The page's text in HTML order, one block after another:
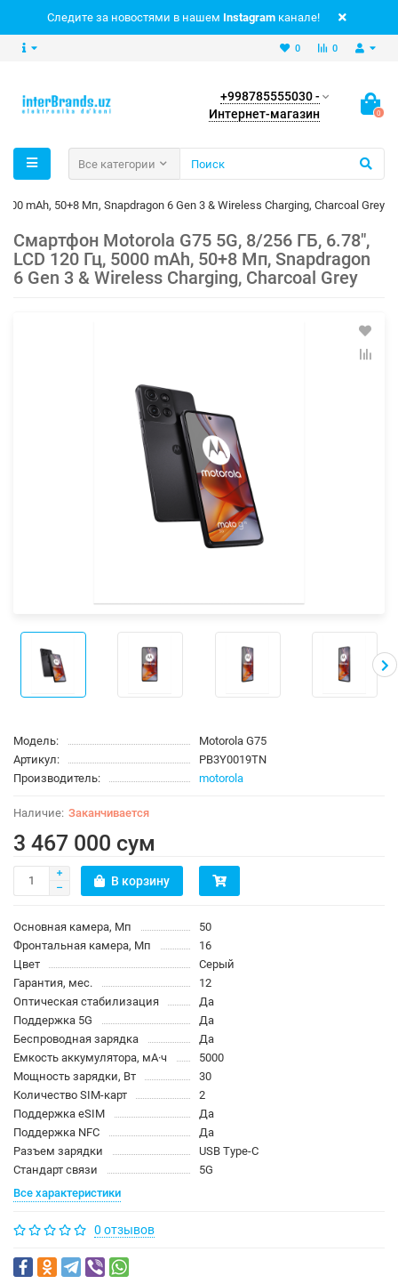
Следите за новостями в нашем Instagram канале!
0
0
+998785555030 -
Интернет-магазин
0
Все категории
mAh, 50+8 Мп, Snapdragon 6 Gen 3 & Wireless Charging, Charcoal Grey
Смартфон Motorola G75 5G, 8/256 ГБ, 6.78",
LCD 120 Гц, 5000 mAh, 50+8 Мп, Snapdragon
6 Gen 3 & Wireless Charging, Charcoal Grey
Модель:
Motorola G75
Артикул:
PB3Y0019TN
Производитель:
motorola
Заканчивается
3 467 000 сум
В корзину
Основная камера, Мп
50
Фронтальная камера, Мп
16
Цвет
Серый
Гарантия, мес.
12
Оптическая стабилизация
Да
Поддержка 5G
Да
Беспроводная зарядка
Да
Емкость аккумулятора, мА·ч
5000
Мощность зарядки, Вт
30
Количество SIM-карт
2
Поддержка eSIM
Да
Поддержка NFC
Да
Разъем зарядки
USB Type-C
Стандарт связи
5G
Все характеристики
0 отзывов